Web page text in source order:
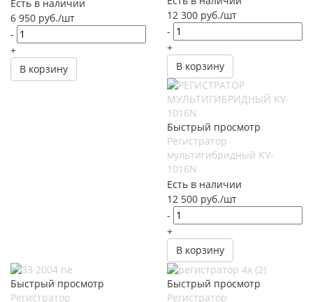
Есть в наличии
6 950 руб./шт
-
+
В корзину
12 300 руб./шт
-
+
В корзину
Быстрый просмотр
Регистратор
мультигибридный KV-
1016N
Есть в наличии
12 500 руб./шт
-
+
В корзину
Быстрый просмотр
Регистратор
Быстрый просмотр
Регистратор